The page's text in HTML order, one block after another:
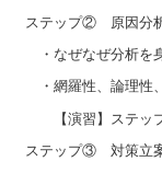
ステップ② 原因分
・なぜなぜ分析を
・網羅性、論理性
【演習】ステップ①
ステップ③ 対策立